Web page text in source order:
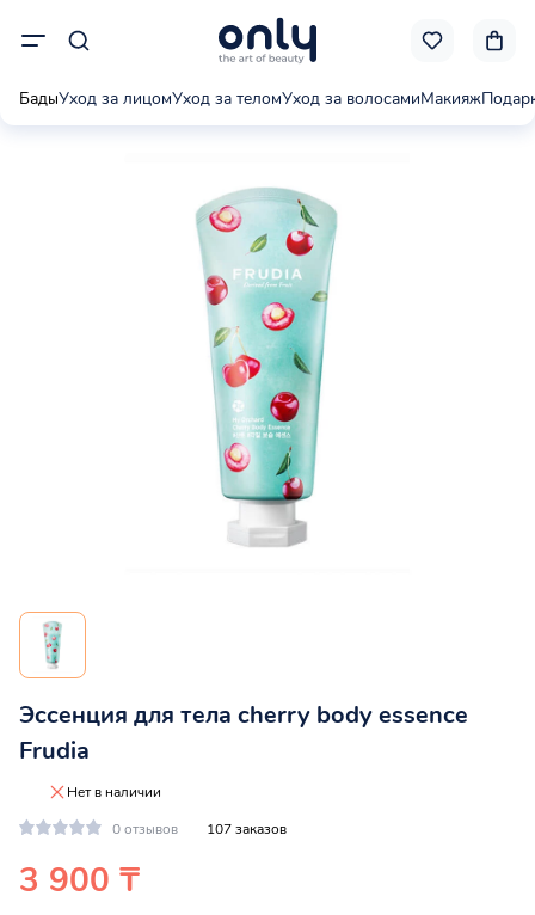
БадыУход за лицомУход за теломУход за волосамиМакияж
Эссенция для тела cherry body essence
Frudia
Нет в наличии
0 отзывов
107 заказов
3 900 ₸